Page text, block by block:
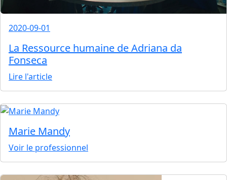
2020-09-01
La Ressource humaine de Adriana da
Fonseca
Lire l'article
Marie Mandy
Voir le professionnel